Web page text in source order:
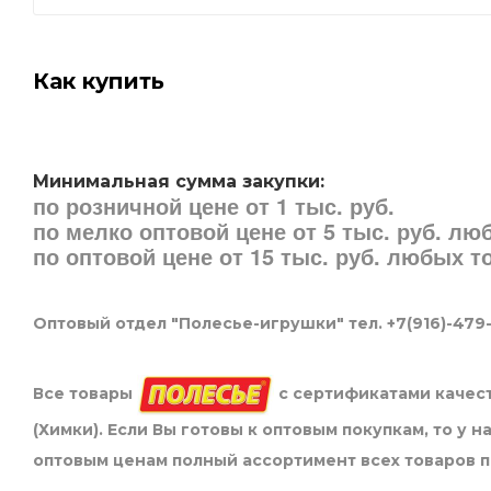
Как купить
Минимальная сумма закупки:
по розничной цене от 1 тыс. руб.
по мелко оптовой цене от 5 тыс. руб.
по оптовой цене от 15 тыс. руб. любых
Оптовый отдел "Полесье-игрушки" тел. +7(916)-
Все товары
с сертификатами
(Химки). Если Вы готовы к оптовым покупкам, то у
оптовым ценам полный ассортимент всех товаров